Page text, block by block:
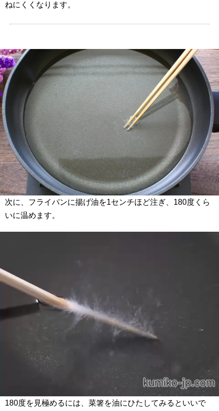
ねにくくなります。
次に、フライパンに揚げ油を1センチほど注ぎ、180度くら
いに温めます。
180度を見極めるには、菜箸を油にひたしてみるといいで